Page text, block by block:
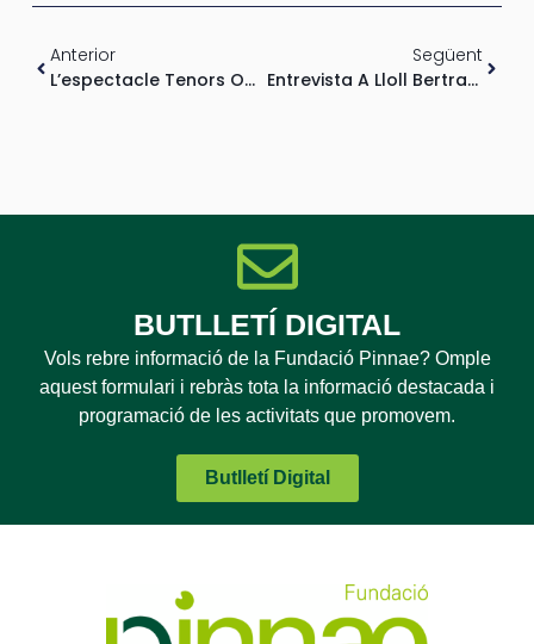
Anterior
L’espectacle Tenors Omple D’humor I Rialles El Fòrum Berger Balaguer
Següent
Entrevista A Lloll Bertran «La Deliciosa Dolçor De Les Vostres Catànies; El Sabor Exquisit Dels Vostres Vins»
BUTLLETÍ DIGITAL
Vols rebre informació de la Fundació Pinnae? Omple
aquest formulari i rebràs tota la informació destacada i
programació de les activitats que promovem.
Butlletí Digital